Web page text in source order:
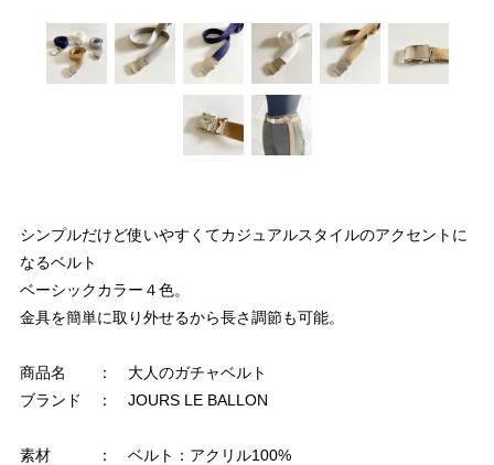
シンプルだけど使いやすくてカジュアルスタイルのアクセントに
なるベルト
ベーシックカラー４色。
金具を簡単に取り外せるから長さ調節も可能。
商品名 ： 大人のガチャベルト
ブランド ： JOURS LE BALLON
素材 ： ベルト：アクリル100%